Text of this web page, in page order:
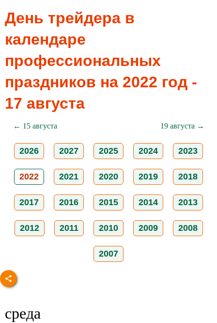
День трейдера в
календаре
профессиональных
праздников на 2022 год -
17 августа
← 15 августа 19 августа →
2026 2027 2025 2024 2023
2022 2021 2020 2019 2018
2017 2016 2015 2014 2013
2012 2011 2010 2009 2008
2007
среда